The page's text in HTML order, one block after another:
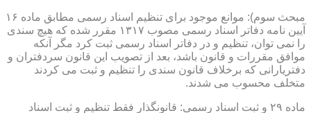
مبحث سوم): موانع موجود برای تنظیم اسناد رسمی مطابق ماده ۱۶
آیین نامه دفاتر اسناد رسمی مصوب ۱۳۱۷ مقرر شده که هیچ سندی
را نمی توان، تنظیم و در دفاتر اسناد رسمی ثبت کرد مگر آنکه
موافق مقررات و قانون باشد، بعد از تصویب این قانون سردفتران و
دفتریارانی که برخلاف قانون سندی را تنظیم و ثبت می کردند
متخلف محسوب می شدند.
ماده ۲۹ و ثبت اسناد رسمی: قانونگذار فقط تنظیم و ثبت اسناد